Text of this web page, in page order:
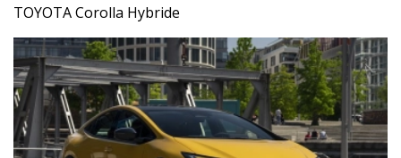
TOYOTA Corolla Hybride